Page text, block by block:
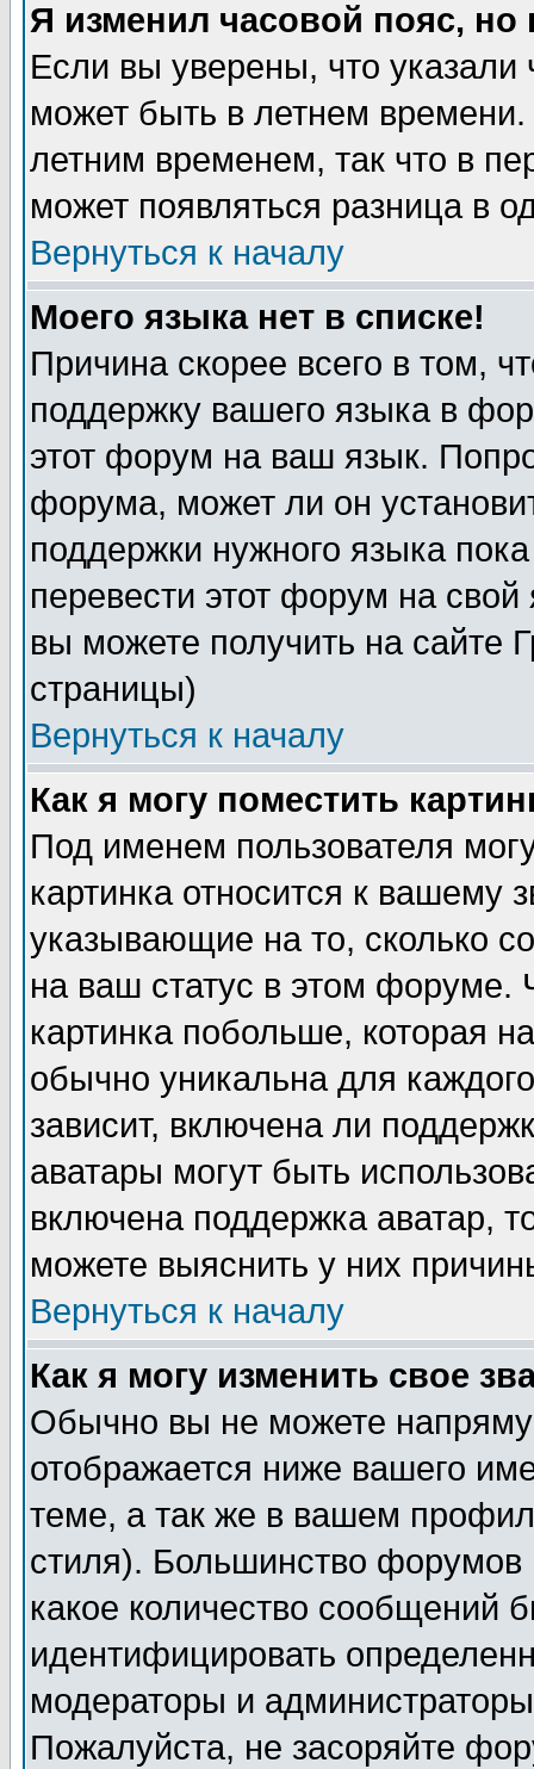
Я изменил часовой пояс,
Если вы уверены, что указали
может быть в летнем
летним временем, так что в
может появляться разница в
Вернуться к началу
Моего языка нет в списке!
Причина скорее всего в том,
поддержку вашего языка в
этот форум на ваш язык.
форума, может ли он
поддержки нужного языка
перевести этот форум на
вы можете получить на сайте
страницы)
Вернуться к началу
Как я могу поместить
Под именем пользователя
картинка относится к вашему
указывающие на то, сколько
на ваш статус в этом форуме.
картинка побольше, которая
обычно уникальна для
зависит, включена ли
аватары могут быть
включена поддержка аватар,
можете выяснить у них
Вернуться к началу
Как я могу изменить свое
Обычно вы не можете
отображается ниже вашего
теме, а так же в вашем
стиля). Большинство форумов
какое количество сообщений
идентифицировать
модераторы и
Пожалуйста, не засоряйте